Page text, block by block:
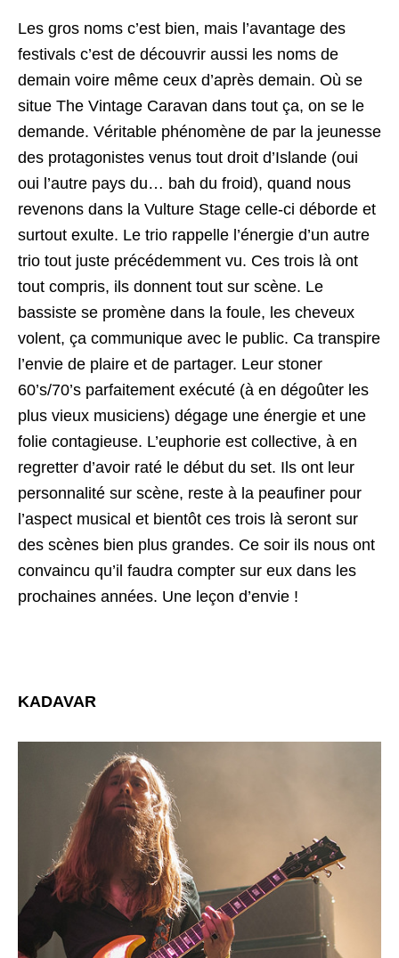
Les gros noms c’est bien, mais l’avantage des
festivals c’est de découvrir aussi les noms de
demain voire même ceux d’après demain. Où se
situe The Vintage Caravan dans tout ça, on se le
demande. Véritable phénomène de par la jeunesse
des protagonistes venus tout droit d’Islande (oui
oui l’autre pays du… bah du froid), quand nous
revenons dans la Vulture Stage celle-ci déborde et
surtout exulte. Le trio rappelle l’énergie d’un autre
trio tout juste précédemment vu. Ces trois là ont
tout compris, ils donnent tout sur scène. Le
bassiste se promène dans la foule, les cheveux
volent, ça communique avec le public. Ca transpire
l’envie de plaire et de partager. Leur stoner
60’s/70’s parfaitement exécuté (à en dégoûter les
plus vieux musiciens) dégage une énergie et une
folie contagieuse. L’euphorie est collective, à en
regretter d’avoir raté le début du set. Ils ont leur
personnalité sur scène, reste à la peaufiner pour
l’aspect musical et bientôt ces trois là seront sur
des scènes bien plus grandes. Ce soir ils nous ont
convaincu qu’il faudra compter sur eux dans les
prochaines années. Une leçon d’envie !
KADAVAR